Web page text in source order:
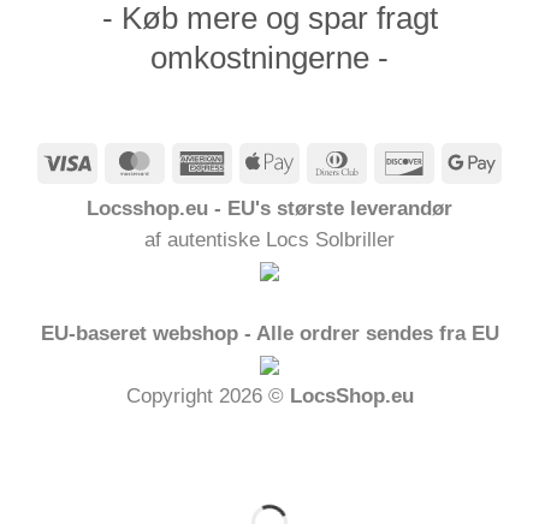
- Køb mere og spar fragt
omkostningerne -
Visum MasterCardAmericanApple
Dinners
Opdage
Locsshop.eu - EU's største leverandør
af autentiske Locs Solbriller
EU-baseret webshop - Alle ordrer sendes fra EU
Copyright 2026 © LocsShop.eu